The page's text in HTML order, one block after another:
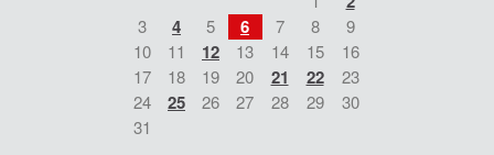
3 4 5 6 7 8
9
10
11 12 13 14 15
16
17
18 19 20 21 22
23
24
25 26 27 28 29
30
31